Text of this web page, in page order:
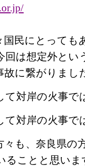
.or.jp/
国民にとっても
回は想定外とい
故に繋がりまし
て対岸の火事で
て対岸の火事で
々も、奈良県の
ることと思いま